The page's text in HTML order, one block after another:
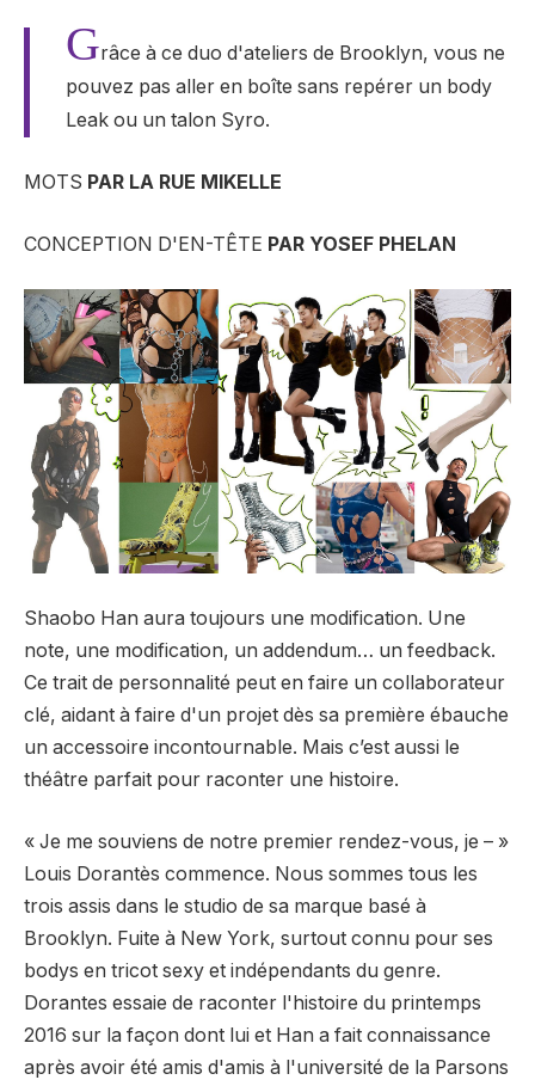
Grâce à ce duo d'ateliers de Brooklyn, vous ne
pouvez pas aller en boîte sans repérer un body
Leak ou un talon Syro.
MOTS PAR LA RUE MIKELLE
CONCEPTION D'EN-TÊTE PAR YOSEF PHELAN
Shaobo Han aura toujours une modification. Une
note, une modification, un addendum… un feedback.
Ce trait de personnalité peut en faire un collaborateur
clé, aidant à faire d'un projet dès sa première ébauche
un accessoire incontournable. Mais c’est aussi le
théâtre parfait pour raconter une histoire.
« Je me souviens de notre premier rendez-vous, je – »
Louis Dorantès commence. Nous sommes tous les
trois assis dans le studio de sa marque basé à
Brooklyn. Fuite à New York, surtout connu pour ses
bodys en tricot sexy et indépendants du genre.
Dorantes essaie de raconter l'histoire du printemps
2016 sur la façon dont lui et Han a fait connaissance
après avoir été amis d'amis à l'université de la Parsons